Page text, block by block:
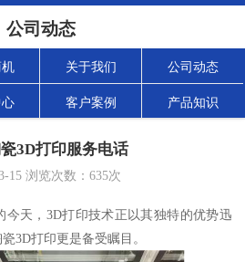
公司动态
关于我们 公司动态
客户案例 产品知识
3D打印服务电话
15浏览次数： 635次
今天，3D打印技术正以其独特的优势迅
3D打印更是备受瞩目。